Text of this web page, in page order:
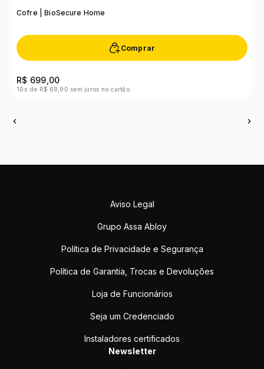
Cofre | BioSecure Home
Comprar
R$ 699,00
10x de R$ 69,90 sem juros no cartão
Grupo Assa Abloy
Aviso Legal
Política de Privacidade e Segurança
Política de Garantia, Trocas e Devoluções
Loja de Funcionários
Seja um Credenciado
Instaladores certificados
Newsletter